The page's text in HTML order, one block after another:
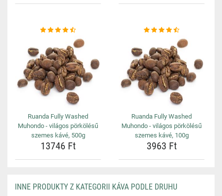
Ruanda Fully Washed
Muhondo - világos pörkölésű
szemes kávé, 500g
13746 Ft
Ruanda Fully Washed
Muhondo - világos pörkölésű
szemes kávé, 100g
3963 Ft
INNE PRODUKTY Z KATEGORII KÁVA PODLE DRUHU